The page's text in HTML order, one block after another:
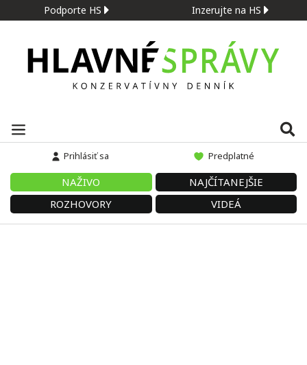
Podporte HS Inzerujte na HS
Prihlásiť sa Predplatné
NAŽIVO
NAJČÍTANEJŠIE
ROZHOVORY
VIDEÁ